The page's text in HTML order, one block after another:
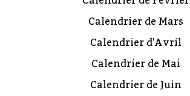
Calendrier de Mars
Calendrier d'Avril
Calendrier de Mai
Calendrier de Juin